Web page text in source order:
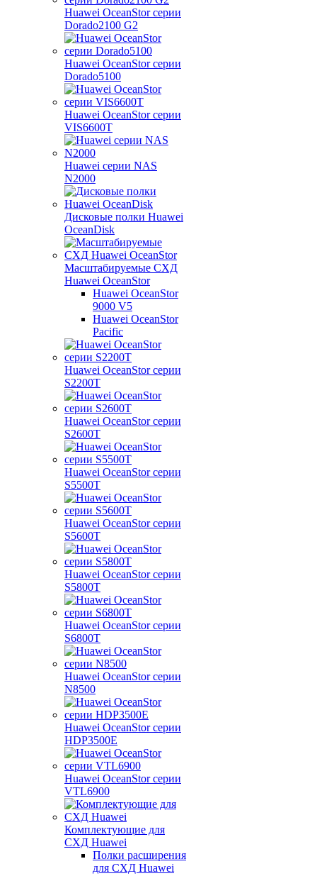
Huawei OceanStor серии
Dorado2100 G2
Huawei OceanStor серии
Dorado5100
Huawei OceanStor серии
VIS6600T
Huawei серии NAS
N2000
Дисковые полки Huawei
OceanDisk
Масштабируемые СХД
Huawei OceanStor
Huawei OceanStor
9000 V5
Huawei OceanStor
Pacific
Huawei OceanStor серии
S2200T
Huawei OceanStor серии
S2600T
Huawei OceanStor серии
S5500T
Huawei OceanStor серии
S5600T
Huawei OceanStor серии
S5800T
Huawei OceanStor серии
S6800T
Huawei OceanStor серии
N8500
Huawei OceanStor серии
HDP3500E
Huawei OceanStor серии
VTL6900
Комплектующие для
СХД Huawei
Полки расширения
для СХД Huawei